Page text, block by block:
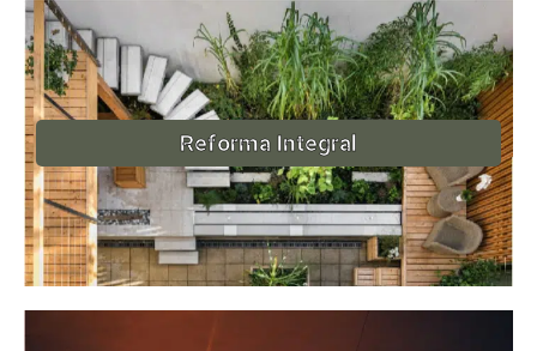
Reforma Integral